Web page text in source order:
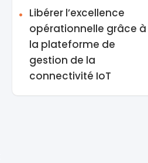
Libérer l’excellence
opérationnelle grâce à
la plateforme de
gestion de la
connectivité IoT